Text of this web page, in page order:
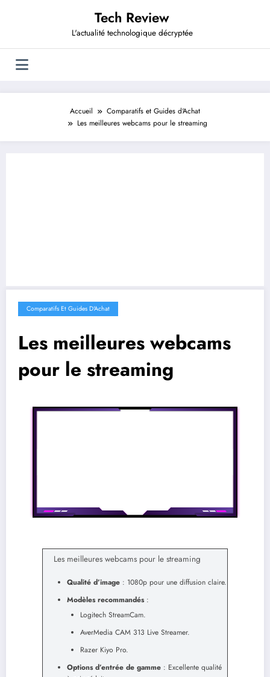
Tech Review
L'actualité technologique décryptée
Accueil
Comparatifs et Guides d'Achat
Les meilleures webcams pour le streaming
Comparatifs Et Guides D'Achat
Les meilleures webcams
pour le streaming
Les meilleures webcams pour le streaming
Qualité d’image : 1080p pour une diffusion claire.
Modèles recommandés:
Logitech StreamCam.
AverMedia CAM 313 Live Streamer.
Razer Kiyo Pro.
Options d’entrée de gamme : Excellente qualité